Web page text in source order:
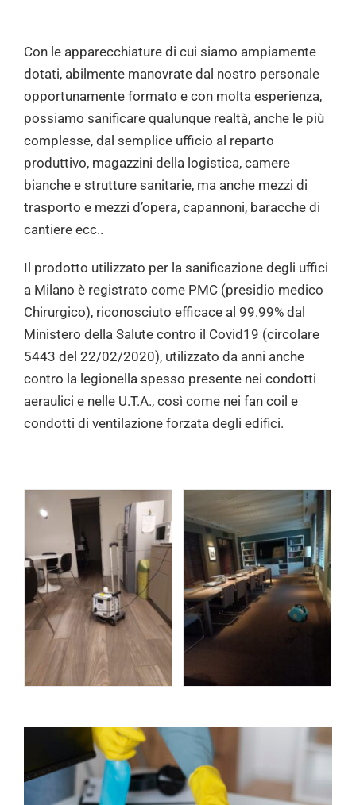
Con le apparecchiature di cui siamo ampiamente
dotati, abilmente manovrate dal nostro personale
opportunamente formato e con molta esperienza,
possiamo sanificare qualunque realtà, anche le più
complesse, dal semplice ufficio al reparto
produttivo, magazzini della logistica, camere
bianche e strutture sanitarie, ma anche mezzi di
trasporto e mezzi d’opera, capannoni, baracche di
cantiere ecc..
Il prodotto utilizzato per la sanificazione degli uffici
a Milano è registrato come PMC (presidio medico
Chirurgico), riconosciuto efficace al 99.99% dal
Ministero della Salute contro il Covid19 (circolare
5443 del 22/02/2020), utilizzato da anni anche
contro la legionella spesso presente nei condotti
aeraulici e nelle U.T.A., così come nei fan coil e
condotti di ventilazione forzata degli edifici.